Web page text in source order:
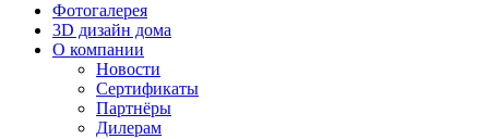
Фотогалерея
3D дизайн дома
О компании
Новости
Сертификаты
Партнёры
Дилерам